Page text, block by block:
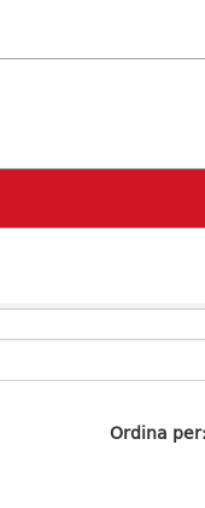
Ordina per